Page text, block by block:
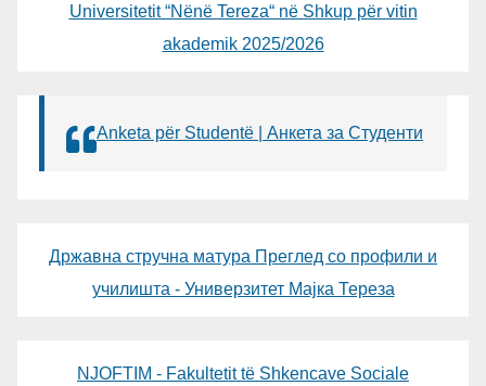
Universitetit “Nënë Tereza“ në Shkup për vitin
akademik 2025/2026
Anketa për Studentë | Анкета за Студенти
Државна стручна матура Преглед со профили и
училишта - Универзитет Мајка Тереза
NJOFTIM - Fakultetit të Shkencave Sociale